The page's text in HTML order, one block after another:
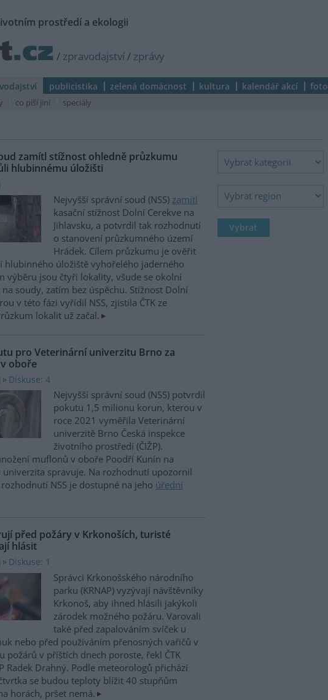
prostředí a ekologii
/ zpravodajství/ zprávy
publicistika zelená domácnost kultura kalendář akcí
co píší jiní speciály
zamítl stížnost ohledně průzkumu
hlubinnému úložišti
Nejvyšší správní soud (NSS) zamítl
kasační stížnost Dolní Cerekve na
Jihlavsku, a potvrdil tak rozhodnutí
o stanovení průzkumného území
Hrádek. Cílem průzkumu je ověřit
hlubinného úložiště vyhořelého jaderného
výběru jsou čtyři lokality, všude se okolní
soudy, zatím bez úspěchu. Stížnost Dolní
v této fázi vyřídil NSS, zjistila ČTK ze
lokalit už začal.
pro Veterinární univerzitu Brno za
oboře
Diskuse: 4
Nejvyšší správní soud (NSS) potvrdil
pokutu 1,5 milionu korun, kterou v
roce 2021 vyměřila Veterinární
univerzitě Brno Česká inspekce
životního prostředí (ČIŽP).
muflonů v oboře Poodří Kunín na
spravuje. Na rozhodnutí upozornil
rozhodnutí NSS je dostupné na jeho úřední
před požáry v Krkonoších, turisté
hlásit
Diskuse: 1
Správci Krkonošského národního
parku (KRNAP) vyzývají návštěvníky
Krkonoš, aby ihned hlásili jakýkoli
zárodek možného požáru. Varovali
také před zapalováním svíček u
nebo před používáním přenosných vařičů v
požárů v příštích dnech poroste, řekl ČTK
Radek Drahný. Podle meteorologů přichází
se budou teploty blížit 40 stupňům
horách, pršet nemá.